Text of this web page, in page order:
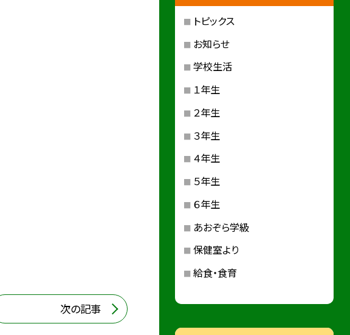
次の記事
トピックス
お知らせ
学校生活
１年生
２年生
３年生
４年生
５年生
６年生
あおぞら学級
保健室より
給食・食育